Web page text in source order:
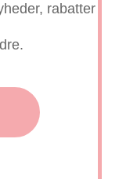
rabatter